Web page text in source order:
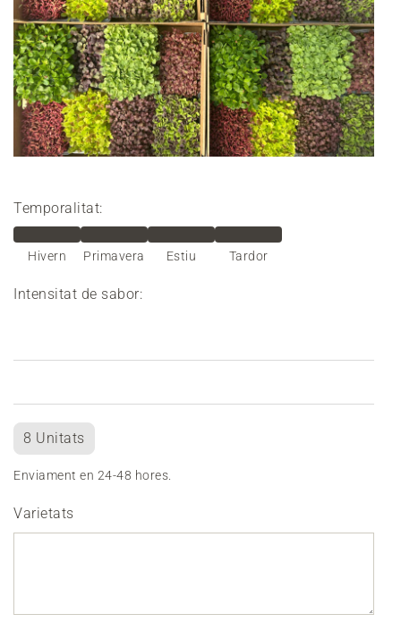
Temporalitat:
Hivern Primavera Estiu Tardor
Intensitat de sabor:
8 Unitats
Enviament en 24-48 hores.
Varietats